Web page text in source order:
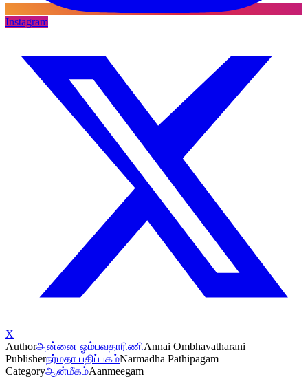
Instagram
X
Authorஅன்னை ஓம்பவதாரிணிAnnai Ombhavatharani
Publisherநர்மதா பதிப்பகம்Narmadha Pathipagam
Categoryஆன்மீகம்Aanmeegam